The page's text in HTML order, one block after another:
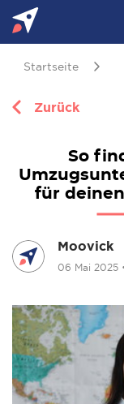
Startseite
Zurück
So
für
Moovick
06 Mai 2025